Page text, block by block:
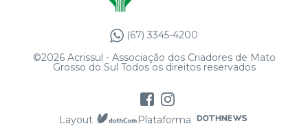
(67) 3345-4200
©2026 Acrissul - Associação dos Criadores de Mato
Grosso do Sul Todos os direitos reservados
Layout Plataforma